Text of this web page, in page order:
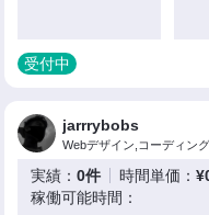
受付中
jarrrybobs
Webデザイン,コーディン
実績：0件 時間単価：
稼働可能時間：